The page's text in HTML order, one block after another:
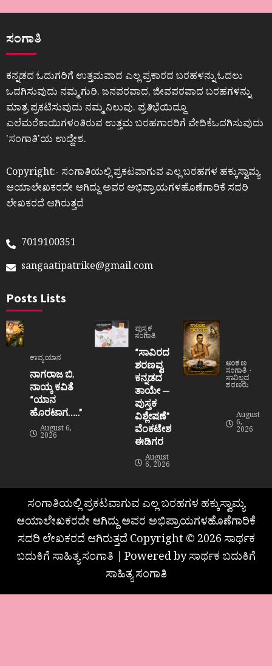
ಸಂಗಾತಿ
ಕನ್ನಡದ ಓದುಗರಿಗೆ ಉತ್ತಮವಾದ ಎಲ್ಲ ಪ್ರಕಾರದ ಬರಹಳನ್ನು ಓದಲು
ಒದಗಿಸುವುದು ನಮ್ಮ ಗುರಿ. ಜನಪರವಾದ, ಜೀವಪರವಾದ ಬರಹಗಳನ್ನು
ಮಾತ್ರ ಪ್ರಕಟಿಸುವುದು ನಮ್ಮ ನಿಲುವು. ಪ್ರತಿಭೆಯಿದ್ದೂ
ಎಲೆಮರೆಕಾಯಿಗಳಂತಿರುವ ಉತ್ತಮ ಬರಹಗಾರರಿಗೆ ವೇದಿಕೆಒದಗಿಸುವುದು
ʼಸಂಗಾತಿʼಯ ಉದ್ದೇಶ.
Copyright:- ಸಂಗಾತಿಯಲ್ಲಿ ಪ್ರಕಟವಾಗುವ ಎಲ್ಲ ಬರಹಗಳ ಹಕ್ಕುಸ್ವಾಮ್ಯ
ಆಯಾಲೇಖಕರದೇ ಆಗಿದ್ದು ಅವರ ಅಭಿಪ್ರಾಯಗಳಹೊಣೆಗಾರಿಕೆ ಸದರಿ
ಲೇಖಕರದೆ ಆಗಿರುತ್ತದೆ
7019100351
sangaatipatrike@gmail.com
Posts Lists
ಕಾವ್ಯಯಾನ
ನಾಗರಾಜ ಬಿ.
ನಾಯ್ಕ ಕವಿತೆ
“ಯಾನ
ಹೊರಟಾಗ…..”
August 6,
2026
ಪುಸ್ತಕ
ಸಂಗಾತಿ
“ಸಾವಿರದ
ಶರಣವ್ವ
ಕನ್ನಡದ
ತಾಯೇ —
ಪುಸ್ತಕ
ವಿಶ್ಲೇಷಣೆ”
ವೆಂಕಟೇಶ
ಈಡಿಗರ
August
6, 2026
ಅಂಕಣ
ಸಂಗಾತಿ
ಸಾವಿಲ್ಲದ
ಶರಣರು
August
6,
2026
ಸಂಗಾತಿಯಲ್ಲಿ ಪ್ರಕಟವಾಗುವ ಎಲ್ಲ ಬರಹಗಳ ಹಕ್ಕುಸ್ವಾಮ್ಯ
ಆಯಾಲೇಖಕರದೇ ಆಗಿದ್ದು ಅವರ ಅಭಿಪ್ರಾಯಗಳಹೊಣೆಗಾರಿಕೆ
ಸದರಿ ಲೇಖಕರದೆ ಆಗಿರುತ್ತದೆ Copyright © 2026 ಸಾರ್ಥಕ
ಬದುಕಿಗೆ ಸಾಹಿತ್ಯ ಸಂಗಾತಿ | Powered by ಸಾರ್ಥಕ ಬದುಕಿಗೆ
ಸಾಹಿತ್ಯ ಸಂಗಾತಿ